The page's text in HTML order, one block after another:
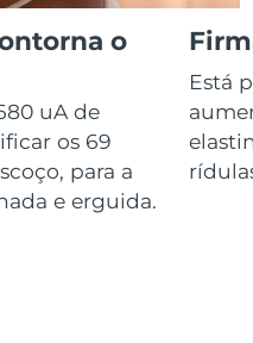
o
uA de
os 69
para a
e erguida.
Está
Whitening Gel
Entrega prevista 8/14/26
Entrega prevista 8/10/26
Entrega prevista 8/13/26